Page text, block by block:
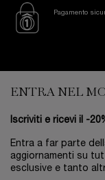
Pagamento
ENTRA NEL
Iscriviti e ricevi il -
Entra a far parte
aggiornamenti su
esclusive e tanto